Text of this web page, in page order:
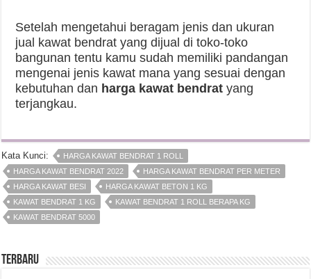
Setelah mengetahui beragam jenis dan ukuran
jual kawat bendrat yang dijual di toko-toko
bangunan tentu kamu sudah memiliki pandangan
mengenai jenis kawat mana yang sesuai dengan
kebutuhan dan harga kawat bendrat yang
terjangkau.
Kata Kunci:
HARGA KAWAT BENDRAT 1 ROLL
HARGA KAWAT BENDRAT 2022
HARGA KAWAT BENDRAT PER METER
HARGA KAWAT BESI
HARGA KAWAT BETON 1 KG
KAWAT BENDRAT 1 KG
KAWAT BENDRAT 1 ROLL BERAPA KG
KAWAT BENDRAT 5000
Terbaru